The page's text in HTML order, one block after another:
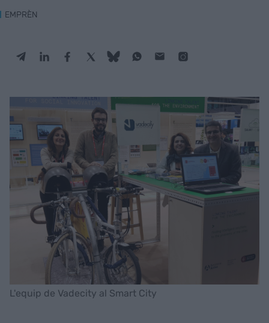
EMPRÈN
L'equip de Vadecity al Smart City